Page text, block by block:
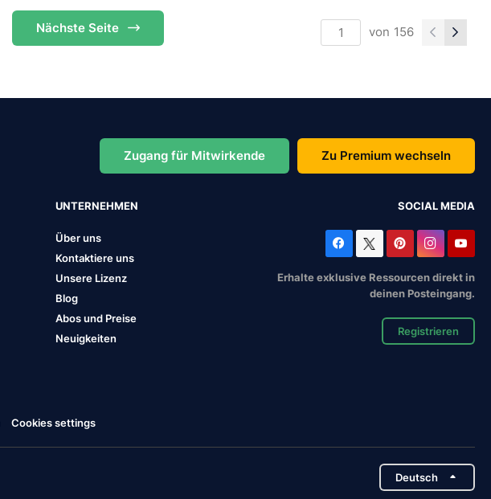
Nächste Seite von 156
Zugang für Mitwirkende Zu Premium wechseln
UNTERNEHMEN
Über uns
Kontaktiere uns
Unsere Lizenz
Blog
Abos und Preise
Neuigkeiten
SOCIAL MEDIA
Erhalte exklusive Ressourcen direkt in
deinen Posteingang.
Registrieren
Cookies settings
Deutsch